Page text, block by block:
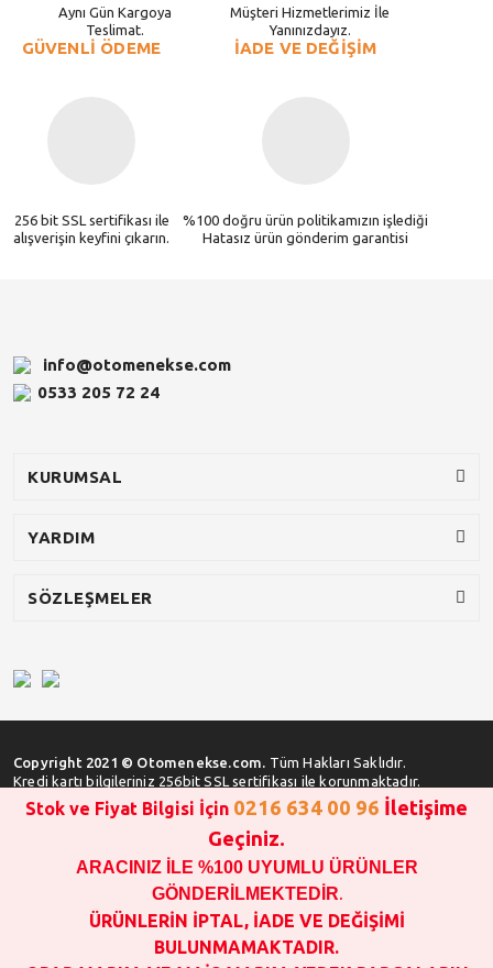
Aynı Gün Kargoya
Teslimat.
Müşteri Hizmetlerimiz İle
Yanınızdayız.
GÜVENLİ ÖDEME
256 bit SSL sertifikası ile
alışverişin keyfini çıkarın.
İADE VE DEĞİŞİM
%100 doğru ürün politikamızın işlediği
Hatasız ürün gönderim garantisi
info@otomenekse.com
0533 205 72 24
KURUMSAL
YARDIM
SÖZLEŞMELER
Copyright 2021 © Otomenekse.com. Tüm Hakları Saklıdır.
Kredi kartı bilgileriniz 256bit SSL sertifikası ile korunmaktadır.
SATIN ALMA İŞLEMİ YAPMADAN ÖNCE
STOK VE FİYAT BİLGİSİ ALINIZ !!!
1000 TL VE ÜSTÜ SİPARİŞ VERİLEBİLİR!!!
OPAR MARKA VE MAİS MARKA YEDEK PARÇALARIN
GARANTİSİ YOKTUR!!!!!!!!!!!
Stok ve Fiyat Bilgisi İçin 0216 634 00 96 İletişime
Geçiniz.
ARACINIZ İLE %100 UYUMLU ÜRÜNLER
GÖNDERİLMEKTEDİR.
ÜRÜNLERİN İPTAL, İADE VE DEĞİŞİMİ
BULUNMAMAKTADIR.